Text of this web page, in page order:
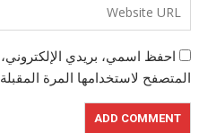
احفظ اسمي، بريدي
المتصفح لاستخدامها المرة